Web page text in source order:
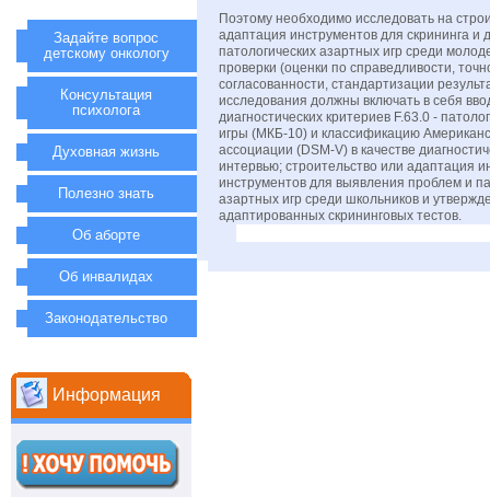
Поэтому необходимо исследовать на
адаптация инструментов для скрининга и
патологических азартных игр среди
проверки (оценки по справедливости,
согласованности, стандартизации
исследования должны включать в себя
диагностических критериев F.63.0 -
игры (МКБ-10) и классификацию
ассоциации (DSM-V) в качестве
интервью; строительство или адаптация
инструментов для выявления проблем и
азартных игр среди школьников и
адаптированных скрининговых тестов.
Задайте вопрос
детскому онкологу
Консультация
психолога
Духовная жизнь
Полезно знать
Об аборте
Об инвалидах
Законодательство
Информация